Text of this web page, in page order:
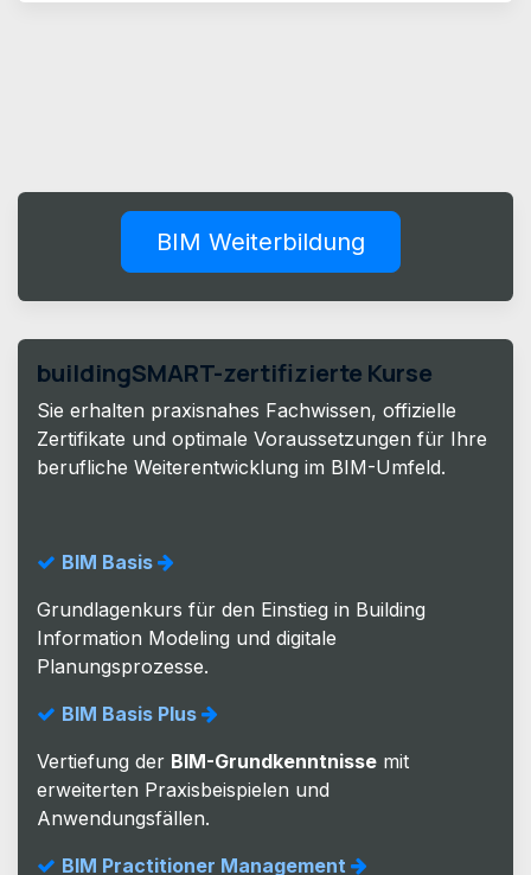
BIM Weiterbildung
buildingSMART-zertifizierte Kurse
Sie erhalten praxisnahes Fachwissen, offizielle
Zertifikate und optimale Voraussetzungen für Ihre
berufliche Weiterentwicklung im BIM-Umfeld.
BIM Basis
Grundlagenkurs für den Einstieg in Building
Information Modeling und digitale
Planungsprozesse.
BIM Basis Plus
Vertiefung der BIM-Grundkenntnisse mit
erweiterten Praxisbeispielen und
Anwendungsfällen.
BIM Practitioner Management